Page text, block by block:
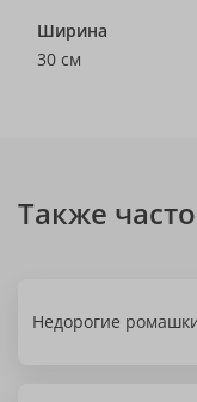
Ширина
30 см
Также
Недорогие